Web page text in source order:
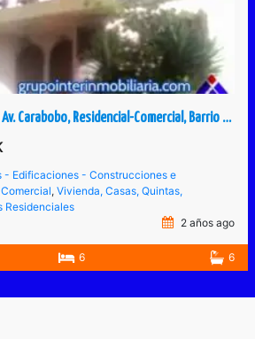
Vende Quinta zona alta Av. Carabobo, Residencial-Comercial, Barrio Obrero, San Cristóbal, Táchira, Venezuela.
- Edificaciones - Construcciones e
,Vivienda, Casas, Quintas,
Residenciales
2 años ago
6 6